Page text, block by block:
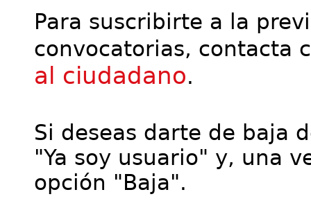
Para suscribirte a la
convocatorias, contacta
al ciudadano.
Si deseas darte de baja
"Ya soy usuario" y, una
opción "Baja".